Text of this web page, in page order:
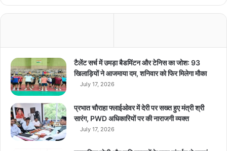
च
घं
टों
त
क
पं
T
V
औ
टैलेंट सर्च में उमड़ा बैडमिंटन और टेनिस का जोश: 93
खिलाड़ियों ने आजमाया दम, शनिवार को फिर मिलेगा मौका
July 17, 2026
प्रभात चौराहा फ्लाईओवर में देरी पर सख्त हुए मंत्री श्री
सारंग, PWD अधिकारियों पर की नाराजगी व्यक्त
July 17, 2026